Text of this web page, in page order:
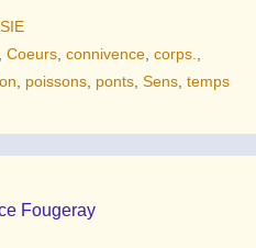
Coeurs ,connivence ,corps.
poissons ponts Sens temps
Fougeray